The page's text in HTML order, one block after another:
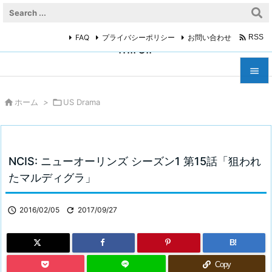
miroir




検索
FAQ プライバシーポリシー お問い合わせ  RSS
 ホーム > US Drama
NCIS: ニューオーリンズ シーズン1 第15話「狙われ
たマルディグラ」
 2016/02/05  2017/09/27
B!
Copy